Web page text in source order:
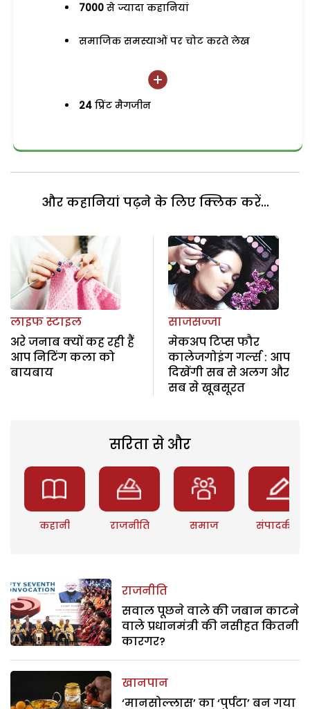
7000 से ज्यादा कहानियां
समाजिक समस्याओं पर चोट करते लेख
24 प्रिंट मैगजीन
और कहानियां पढ़ने के लिए क्लिक करें...
लाइफ स्टाइल
अरे जनाब क्यों कह रही हैं
आप निटिंग कला को
बायबाय
साजसज्जा
मेकअप टिप्स फौर
कालेजगोइंग गर्ल्स : आप
दिखेंगी सब से अलग और
सब से खूबसूरत
सरिता से और
कहानी राजनीति समाज संपादकीय
राजनीति
सवाल पूछने वाले की जबान काटने
वाले प्रधानमंत्री की नसीहत कितनी
कारगर?
खानपान
‘मानसोल्लास’ का ‘पुर्पटा’ बन गया